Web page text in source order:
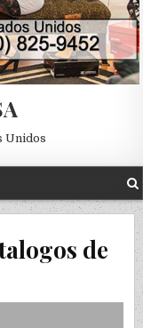
Unidos
de